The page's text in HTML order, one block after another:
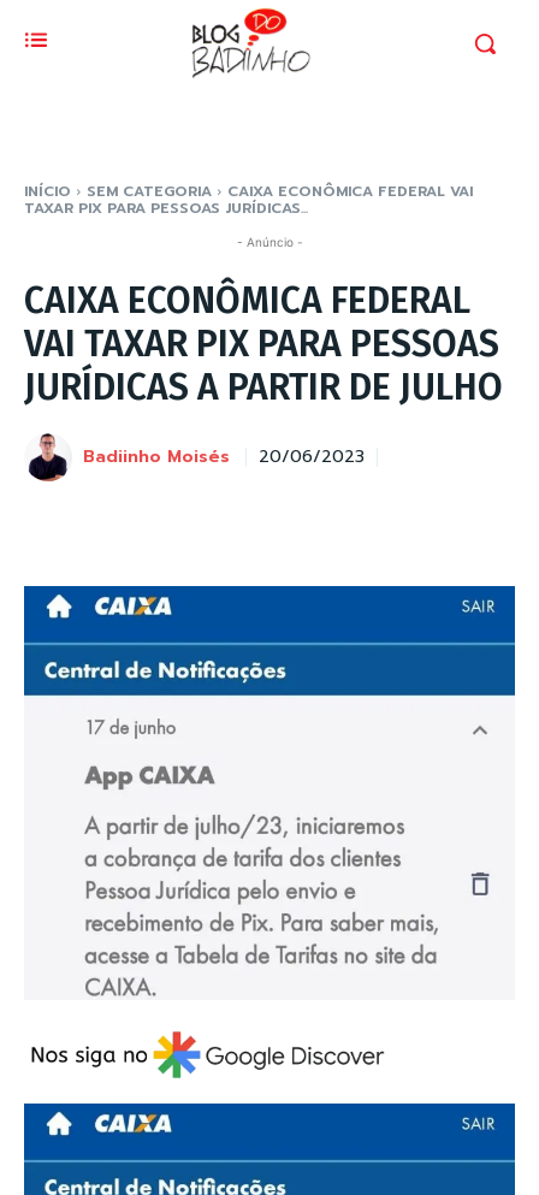
INÍCIO SEM CATEGORIA CAIXA ECONÔMICA FEDERAL VAI
TAXAR PIX PARA PESSOAS JURÍDICAS...
- Anúncio -
CAIXA ECONÔMICA FEDERAL
VAI TAXAR PIX PARA PESSOAS
JURÍDICAS A PARTIR DE JULHO
Badiinho Moisés 20/06/2023